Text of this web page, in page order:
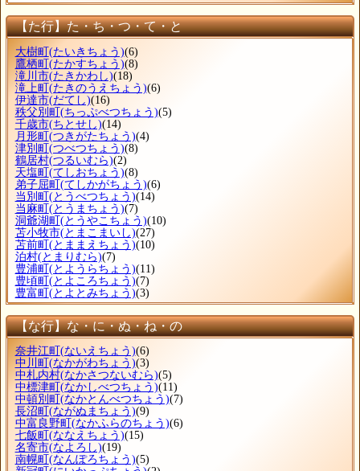
【た行】た・ち・つ・て・と
大樹町(たいきちょう)(6)
鷹栖町(たかすちょう)(8)
滝川市(たきかわし)(18)
滝上町(たきのうえちょう)(6)
伊達市(だてし)(16)
秩父別町(ちっぷべつちょう)(5)
千歳市(ちとせし)(14)
月形町(つきがたちょう)(4)
津別町(つべつちょう)(8)
鶴居村(つるいむら)(2)
天塩町(てしおちょう)(8)
弟子屈町(てしかがちょう)(6)
当別町(とうべつちょう)(14)
当麻町(とうまちょう)(7)
洞爺湖町(とうやこちょう)(10)
苫小牧市(とまこまいし)(27)
苫前町(とままえちょう)(10)
泊村(とまりむら)(7)
豊浦町(とようらちょう)(11)
豊頃町(とよころちょう)(7)
豊富町(とよとみちょう)(3)
【な行】な・に・ぬ・ね・の
奈井江町 (ないえちょう)(6)
中川町 (なかがわちょう)(3)
中札内村(なかさつないむら)(5)
中標津町 (なかしべつちょう)(11)
中頓別町 (なかとんべつちょう)(7)
長沼町 (ながぬまちょう)(9)
中富良野町 (なかふらのちょう)(6)
七飯町 (ななえちょう)(15)
名寄市(なよろし)(19)
南幌町 (なんぽろちょう)(5)